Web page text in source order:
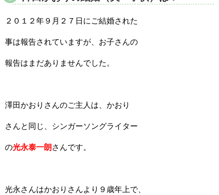
２０１２年９月２７日にご結婚された
事は報告されていますが、お子さんの
報告はまだありませんでした。
澤田かおりさんのご主人は、かおり
さんと同じ、シンガーソングライター
の光永泰一朗 さんです。
光永さんはかおりさんより９歳年上で、